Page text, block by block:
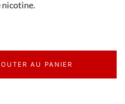
nicotine.
AU PANIER